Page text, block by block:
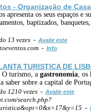
- Organização de
apresenta os seus espaços e
baptizados,
13 vezes - Avalie este
- Info
TURISTICA DE
O turismo, a gastronomia ,
saber sobre a capital de
1210 vezes - Avalie este
search.php?
-